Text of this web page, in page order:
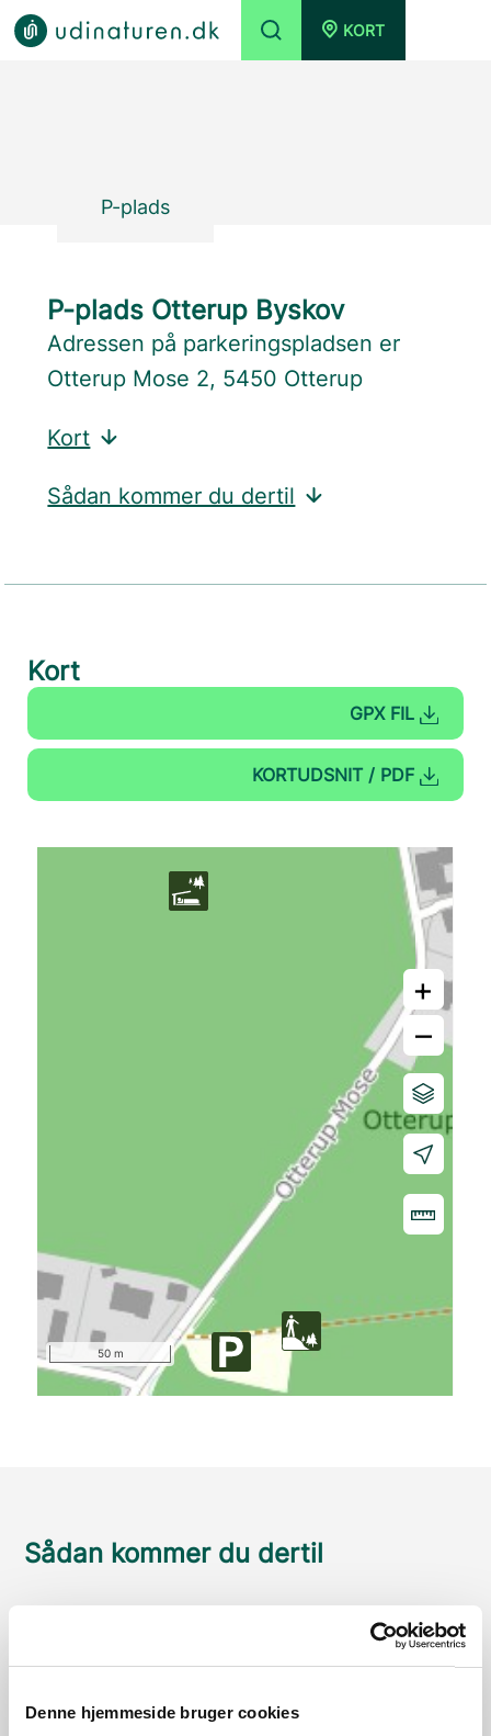
Denne hjemmeside bruger cookies
KORT
P-plads
P-plads Otterup Byskov
Adressen på parkeringspladsen er
Otterup Mose 2, 5450 Otterup
Kort
Sådan kommer du dertil
Kort
GPX FIL
KORTUDSNIT / PDF
+
–
50 m
Sådan kommer du dertil
Med offentlig transport
Google Maps